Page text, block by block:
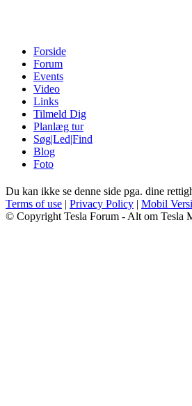
Forside
Forum
Events
Video
Links
Tilmeld Dig
Planlæg tur
Søg|Led|Find
Blog
Foto
Du kan ikke se denne side pga. dine
Terms of use | Privacy Policy | Mobil
© Copyright Tesla Forum - Alt om Tesla